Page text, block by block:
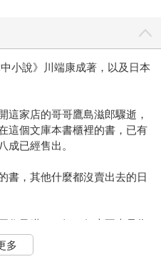
小說》川端康成著，以及日本
這家店的哥哥鷹島滋郎驟逝，
這個文庫本書櫃裡的書，已有
成已經售出。
書，其他什麼都沒賣出去的日
住又嘆了口氣。但也不光是為
多